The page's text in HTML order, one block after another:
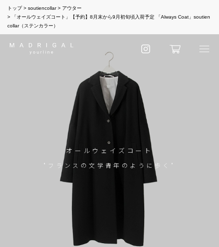
トップ soutiencollar
アウター
「オールウェイズコート」【予約】8月末から9月初旬頃入荷予定 「Always Coat」soutien
collar（ステンカラー）
オールウェイズコート
"フランスの文学青年のように歩く"